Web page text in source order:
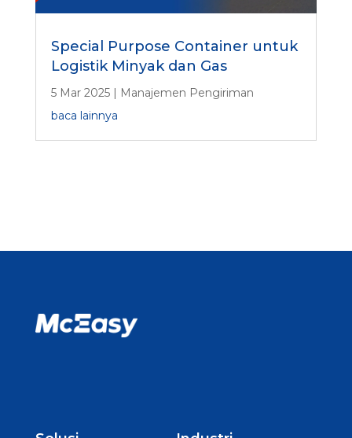
Special Purpose Container untuk
Logistik Minyak dan Gas
5 Mar 2025| Manajemen Pengiriman
baca lainnya